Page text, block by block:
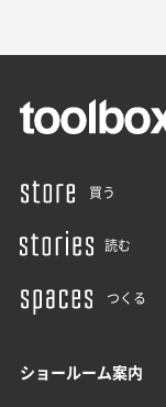
買う
読む
つくる
ショールーム案内